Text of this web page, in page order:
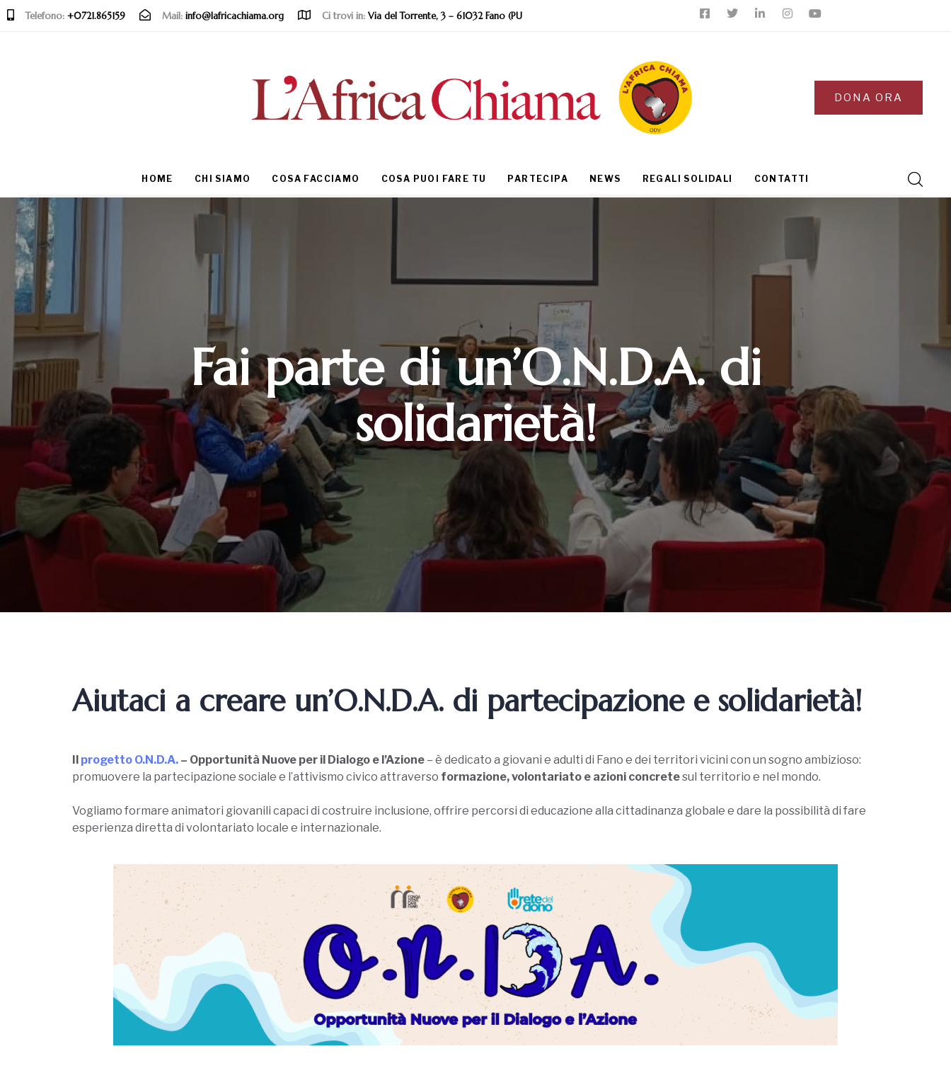
Telefono: +0721.865159 Mail: info@lafricachiama.org Ci trovi in: Via del Torrente, 3 – 61032 Fano (PU
DONA ORA
HOME CHI SIAMO COSA FACCIAMO COSA PUOI FARE TU PARTECIPA NEWS REGALI SOLIDALI CONTATTI
Fai parte di un’O.N.D.A. di
solidarietà!
Aiutaci a creare un’O.N.D.A. di partecipazione e solidarietà!
Il progetto O.N.D.A. – Opportunità Nuove per il Dialogo e l’Azione – è dedicato a giovani e adulti di Fano e dei territori vicini con un sogno ambizioso:
promuovere la partecipazione sociale e l’attivismo civico attraverso formazione, volontariato e azioni concretesul territorio e nel mondo.
Vogliamo formare animatori giovanili capaci di costruire inclusione, offrire percorsi di educazione alla cittadinanza globale e dare la possibilità di fare
esperienza diretta di volontariato locale e internazionale.